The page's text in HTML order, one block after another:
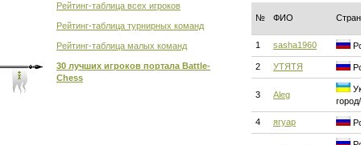
Рейтинг-таблица всех игроков
Рейтинг-таблица турнирных команд
Рейтинг-таблица малых команд
30 лучших игроков портала Battle-
Chess
№ ФИО
1 sasha1960
2 УТЯТЯ
3 Aleg
4 ягуар